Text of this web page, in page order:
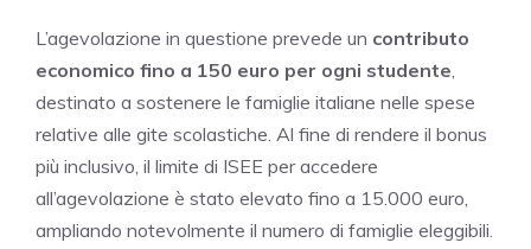
L’agevolazione in questione prevede un contributo
economico fino a 150 euro per ogni studente,
destinato a sostenere le famiglie italiane nelle spese
relative alle gite scolastiche. Al fine di rendere il bonus
più inclusivo, il limite di ISEE per accedere
all’agevolazione è stato elevato fino a 15.000 euro,
ampliando notevolmente il numero di famiglie eleggibili.